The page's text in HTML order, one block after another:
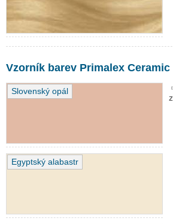
Vzorník barev Primalex Ceramic
Slovenský opál
Egyptský alabastr